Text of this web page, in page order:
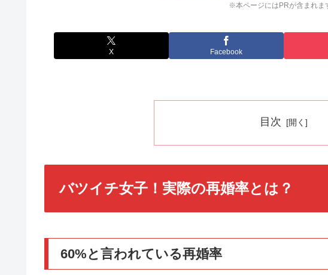
※本ページにはPRが含まれま
X Facebook
目次
バツイチ女子！実際の再婚率とは？
60%と言われている再婚率